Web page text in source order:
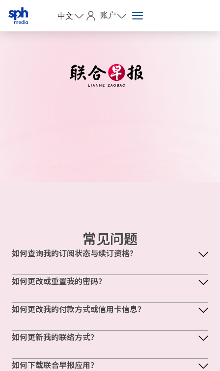
中文 账户
常见问题
如何查询我的订阅状态与续订资格?
如何更改或重置我的密码？
如何更改我的付款方式或信用卡信息？
如何更新我的联络方式？
如何下载联合早报应用？